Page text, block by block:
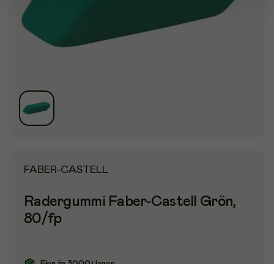
FABER-CASTELL
Radergummi Faber-Castell Grön,
80/fp